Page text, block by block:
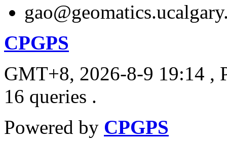
CPGPS
GMT+8, 2026-8-9 19:14 ,
16 queries .
Powered by CPGPS